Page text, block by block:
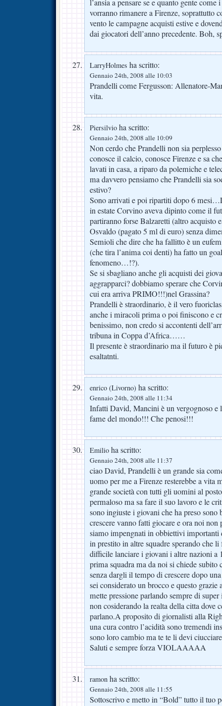
l’ansia a pensare se e quanto gente
vorranno rimanere a Firenze, soprattutto
vento le campagne acquisti estive e
dai giocatori dell’anno precedente. Boh,
LarryHolmes ha scritto:
Gennaio 24th, 2008 alle 10:03
Prandelli come Fergusson: Allenatore-
vita.
Piersilvio ha scritto:
Gennaio 24th, 2008 alle 10:09
Non cerdo che Prandelli non sia
conosce il calcio, conosce Firenze e sa
lavati in casa, a riparo da polemiche e
ma davvero pensiamo che Prandelli sia
estivo?
Sono arrivati e poi ripartiti dopo 6
in estate Corvino aveva dipinto come il
partiranno forse Balzaretti (altro acquisto
Osvaldo (pagato 5 ml di euro) senza
Semioli che dire che ha fallitto è un
(che tira l’anima coi denti) ha fatto un
fenomeno…!?).
Se si sbagliano anche gli acquisti dei
aggrapparci? dobbiamo sperare che
cui era arriva PRIMO!!!)nel Grassina?
Prandelli è straordinario, è il vero
anche i miracoli prima o poi finiscono e
benissimo, non credo si accontenti
tribuna in Coppa d’Africa……
Il presente è straordinario ma il futuro è
esaltatnti.
enrico (Livorno) ha scritto:
Gennaio 24th, 2008 alle 11:34
Infatti David, Mancini è un vergognoso e
fame del mondo!!! Che penosi!!!
Emilio ha scritto:
Gennaio 24th, 2008 alle 11:37
ciao David, Prandelli è un grande sia
uomo per me a Firenze resterebbe a vita
grande società con tutti gli uomini al
permaloso ma sa fare il suo lavoro e le
sono ingiuste i giovani che ha preso sono
crescere vanno fatti giocare e ora noi non
siamo impengnati in obbiettivi
in prestito in altre squadre sperando che
difficile lanciare i giovani i altre nazioni a
prima squadra ma da noi si chiede subito
senza dargli il tempo di crescere dopo
sei considerato un brocco e questo grazie
mette pressione parlando sempre di
non cosiderando la realta della citta dove
parlano.A proposito di giornalisti alla
una cura contro l’acidità sono tremendi
sono loro cambio ma te te li devi
Saluti e sempre forza VIOLAAAAA
ramon ha scritto:
Gennaio 24th, 2008 alle 11:55
Sottoscrivo e metto in “Bold” tutto il tuo